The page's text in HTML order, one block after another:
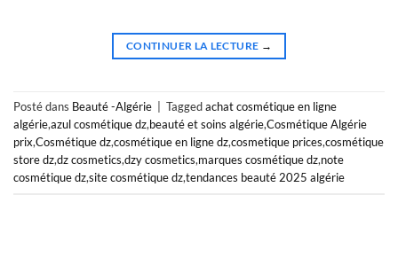
CONTINUER LA LECTURE →
Posté dans Beauté -Algérie Taggedachat cosmétique en ligne
algérie,azul cosmétique dz,beauté et soins algérie,Cosmétique Algérie
prix,Cosmétique dz,cosmétique en ligne dz,cosmetique prices,cosmétique
store dz,dz cosmetics,dzy cosmetics,marques cosmétique dz,note
cosmétique dz,site cosmétique dz,tendances beauté 2025 algérie